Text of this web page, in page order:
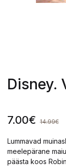
Disney.
7.00€ 14.99€
Lummavad
meelepärane
päästa koos